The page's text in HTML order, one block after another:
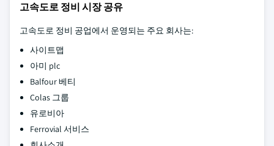
고속도로 정비 시장 공유
고속도로 정비 공업에서 운영되는 주요 회사는:
사이트맵
아미 plc
Balfour 베티
Colas 그룹
유로비아
Ferrovial 서비스